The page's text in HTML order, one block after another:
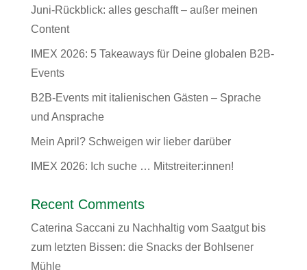
Juni-Rückblick: alles geschafft – außer meinen
Content
IMEX 2026: 5 Takeaways für Deine globalen B2B-
Events
B2B-Events mit italienischen Gästen – Sprache
und Ansprache
Mein April? Schweigen wir lieber darüber
IMEX 2026: Ich suche … Mitstreiter:innen!
Recent Comments
Caterina Saccani zu Nachhaltig vom Saatgut bis
zum letzten Bissen: die Snacks der Bohlsener
Mühle